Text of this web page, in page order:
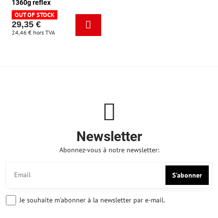
1360g reflex
OUT OF STOCK
29,35 €
24,46 € hors TVA
Newsletter
Abonnez-vous à notre newsletter:
S'abonner
Je souhaite m'abonner à la newsletter par e-mail.